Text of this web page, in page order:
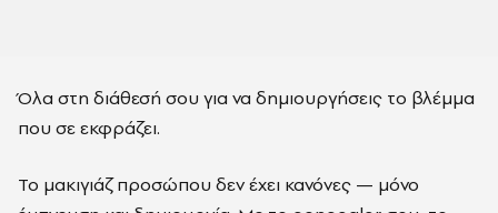
Όλα στη διάθεσή σου για να δημιουργήσεις το βλέμμα
που σε εκφράζει.
Το μακιγιάζ προσώπου δεν έχει κανόνες — μόνο